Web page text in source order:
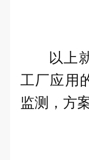
以上
工厂应用
监测，方